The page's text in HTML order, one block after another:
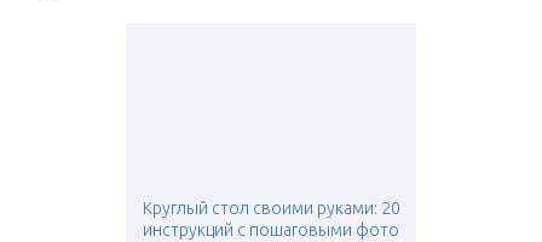
Круглый стол своими руками: 20
инструкций с пошаговыми фото